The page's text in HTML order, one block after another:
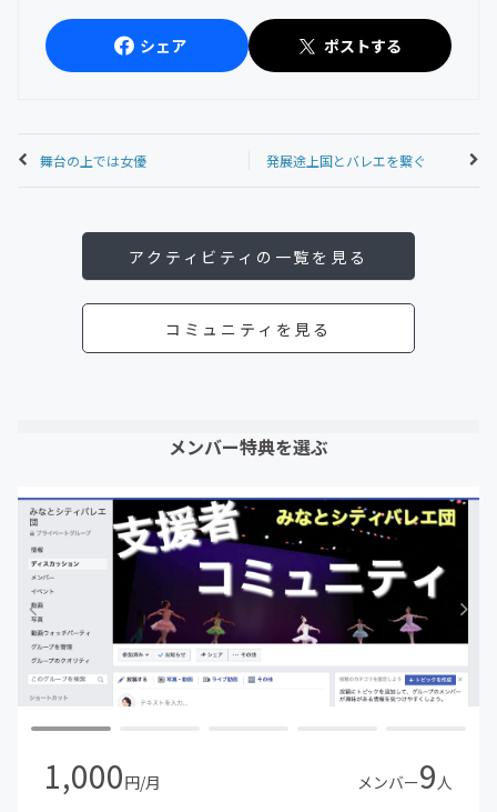
シェア ポストする
舞台の上では女優 発展途上国とバレエを繋ぐ
アクティビティの一覧を見る
コミュニティを見る
メンバー特典を選ぶ
1,000円/月 メンバー9 人